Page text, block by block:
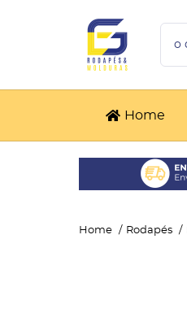
Home
Home Rodapés